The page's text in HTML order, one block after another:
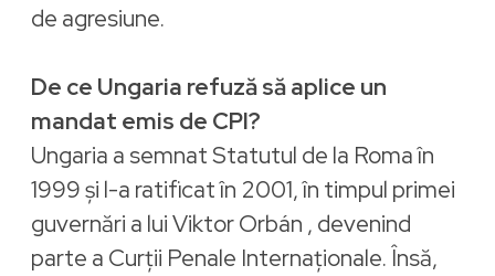
de agresiune.
De ce Ungaria refuză să aplice un
mandat emis de CPI?
Ungaria a semnat Statutul de la Roma în
1999 și l-a ratificat în 2001, în timpul primei
guvernări a lui Viktor Orbán , devenind
parte a Curții Penale Internaționale. Însă,